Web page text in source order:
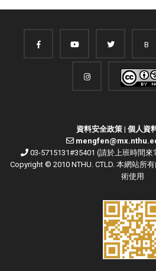
B
資料安全政策| 個人資
03-5715131#35401 (請於上班時間
Copyright © 2010 NTHU. CTLD. 本網站所
術使用